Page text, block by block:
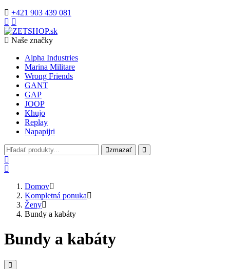
+421 903 439 081
Naše značky
Alpha Industries
Marina Militare
Wrong Friends
GANT
GAP
JOOP
Khujo
Replay
Napapijri
zmazať
Domov
Kompletná ponuka
Ženy
Bundy a kabáty
Bundy a kabáty